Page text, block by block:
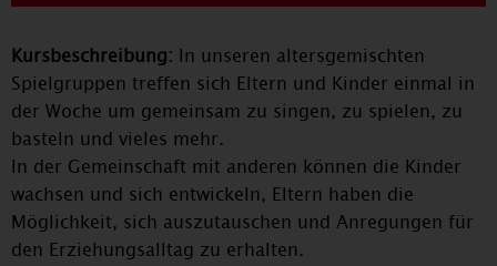
Kursbeschreibung: In unseren altersgemischten
Spielgruppen treffen sich Eltern und Kinder einmal in
der Woche um gemeinsam zu singen, zu spielen, zu
basteln und vieles mehr.
In der Gemeinschaft mit anderen können die Kinder
wachsen und sich entwickeln, Eltern haben die
Möglichkeit, sich auszutauschen und Anregungen für
den Erziehungsalltag zu erhalten.